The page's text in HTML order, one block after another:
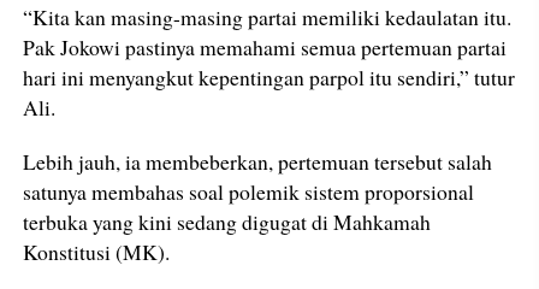
“Kita kan masing-masing partai memiliki kedaulatan itu.
Pak Jokowi pastinya memahami semua pertemuan partai
hari ini menyangkut kepentingan parpol itu sendiri,” tutur
Ali.
Lebih jauh, ia membeberkan, pertemuan tersebut salah
satunya membahas soal polemik sistem proporsional
terbuka yang kini sedang digugat di Mahkamah
Konstitusi (MK).